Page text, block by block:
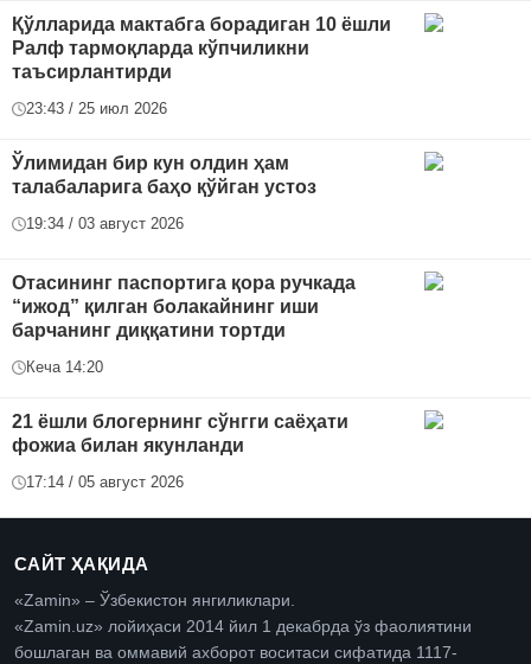
Қўлларида мактабга борадиган 10 ёшли
Ралф тармоқларда кўпчиликни
таъсирлантирди
23:43 / 25 июл 2026
Ўлимидан бир кун олдин ҳам
талабаларига баҳо қўйган устоз
19:34 / 03 август 2026
Отасининг паспортига қора ручкада
“ижод” қилган болакайнинг иши
барчанинг диққатини тортди
Кеча 14:20
21 ёшли блогернинг сўнгги саёҳати
фожиа билан якунланди
17:14 / 05 август 2026
САЙТ ҲАҚИДА
«Zamin» – Ўзбекистон янгиликлари.
«Zamin.uz» лойиҳаси 2014 йил 1 декабрда ўз фаолиятини
бошлаган ва оммавий ахборот воситаси сифатида 1117-